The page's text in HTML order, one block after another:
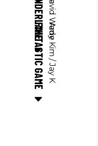
David Wade
UNDERLAKEAmy Kim
/
Jay K
FANTASTIC GAME